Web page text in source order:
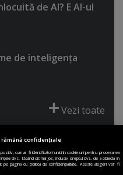
de AI? E AI-ul
de inteligenţa
Vezi toate
ACORD COOKIE
rămână confidențiale
cum ar fi identificatori unici în cookie-uri pentru procesarea
dvs. făcând clic mai jos, inclusiv dreptul dvs. de a obiecta în
pagina cu politica de confidențialitate. Aceste alegeri vor fi